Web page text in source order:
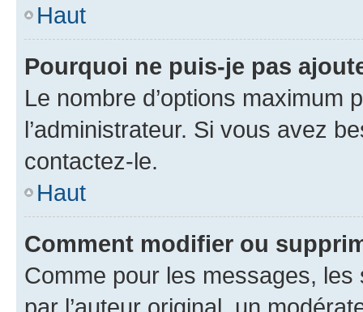
Haut
Pourquoi ne puis-je pas
Le nombre d’options maximum
l’administrateur. Si vous avez
contactez-le.
Haut
Comment modifier ou
Comme pour les messages,
par l’auteur original, un